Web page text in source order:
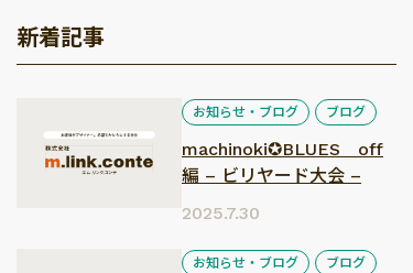
新着記事
machinoki✪BLUES off
編 – ビリヤード大会 –
お知らせ・ブログ ブログ
2025.7.30
お知らせ・ブログ ブログ